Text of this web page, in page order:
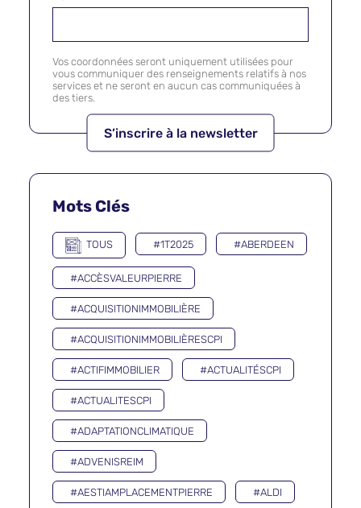
Vos coordonnées seront uniquement utilisées pour
vous communiquer des renseignements relatifs à nos
services et ne seront en aucun cas communiquées à
des tiers.
Mots Clés
TOUS #1T2025 #ABERDEEN
#ACCÈSVALEURPIERRE
#ACQUISITIONIMMOBILIÈRE
#ACQUISITIONIMMOBILIÈRESCPI
#ACTIFIMMOBILIER #ACTUALITÉSCPI
#ACTUALITESCPI
#ADAPTATIONCLIMATIQUE
#ADVENISREIM
#AESTIAMPLACEMENTPIERRE #ALDI